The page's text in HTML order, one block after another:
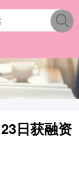
日获融资